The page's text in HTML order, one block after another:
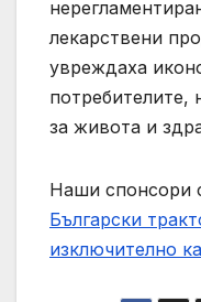
лекарствени
увреждаха
потребителите,
за живота и
Наши спонсори
Български
изключително